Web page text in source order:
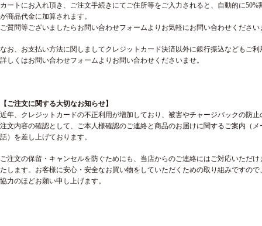
カートにお入れ頂き、ご注文手続きにてご住所等をご入力されると、自動的に50%
が商品代金に加算されます。
ご質問等ございましたらお問い合わせフォームよりお気軽にお問い合わせください
なお、お支払い方法に関しましてクレジットカード決済以外に銀行振込などもご
詳しくはお問い合わせフォームよりお問い合わせくださいませ。
【ご注文に関する大切なお知らせ】
近年、クレジットカードの不正利用が増加しており、被害やチャージバックの防止
注文内容の確認として、ご本人様確認のご連絡と商品のお届けに関するご案内（メ
話）を差し上げております。
ご注文の保留・キャンセルを防ぐためにも、当店からのご連絡にはご対応いただ
たします。 お客様に安心・安全なお買い物をしていただくための取り組みですの
協力のほどお願い申し上げます。